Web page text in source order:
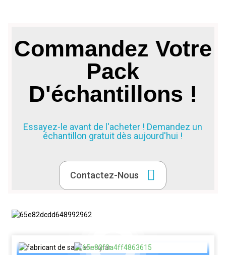
Commandez Votre
Pack
D'échantillons !
Essayez-le avant de l'acheter ! Demandez un
échantillon gratuit dès aujourd'hui !
Contactez-Nous